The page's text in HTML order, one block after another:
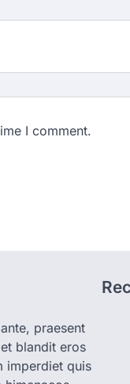
I comment.
praesent
blandit eros
imperdiet quis